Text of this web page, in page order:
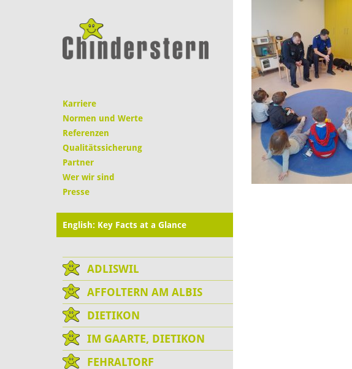
Karriere
Normen und Werte
Referenzen
Qualitätssicherung
Partner
Wer wir sind
Presse
English: Key Facts at a Glance
ADLISWIL
AFFOLTERN AM ALBIS
DIETIKON
IM GAARTE, DIETIKON
FEHRALTORF